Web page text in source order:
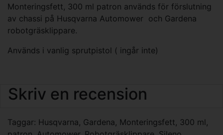
Monteringsfett, 300 ml patron används för förslutning
av chassi på Husqvarna Automower och Gardena
robotgräsklippare.
Används i vanlig sprutpistol ( ingår inte)
Skriv en recension
Taggar: Husqvarna, Gardena, Monteringsfett, 300 ml,